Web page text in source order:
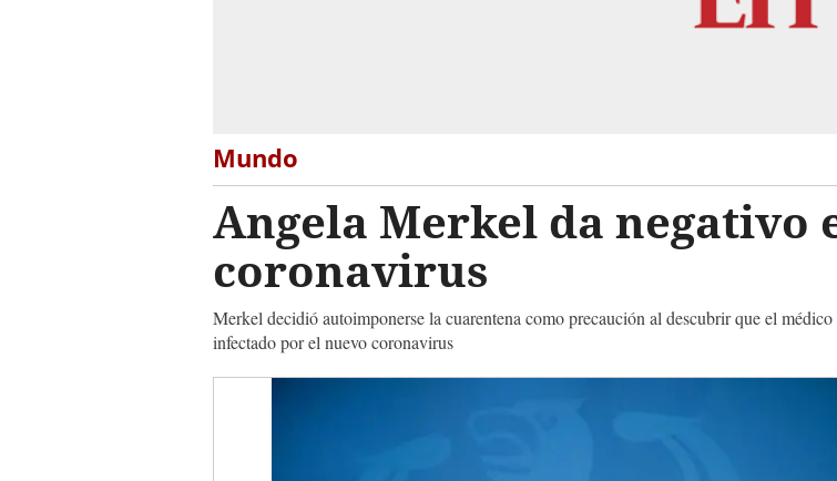
Mundo
Angela Merkel da negativo
coronavirus
Merkel decidió autoimponerse la cuarentena como precaución al descubrir que el
infectado por el nuevo coronavirus